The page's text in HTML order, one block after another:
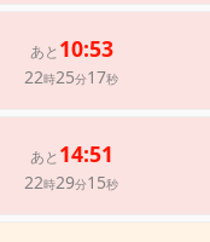
あと 14:51
22時29分15秒
あと 10:53
22時25分17秒